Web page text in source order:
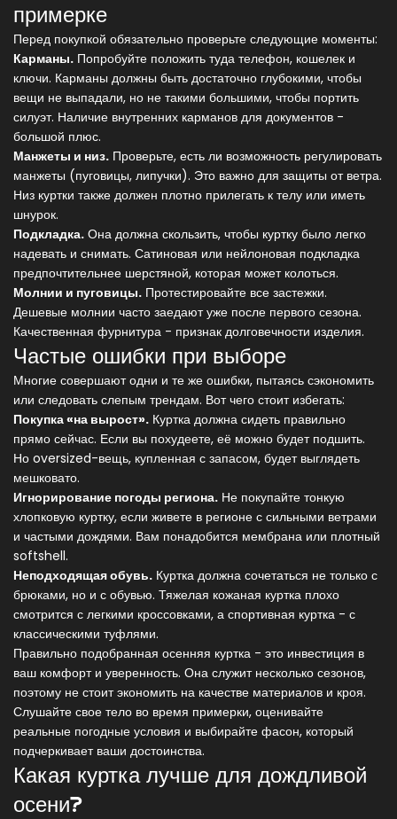
примерке
Перед покупкой обязательно проверьте следующие моменты:
Карманы. Попробуйте положить туда телефон, кошелек и
ключи. Карманы должны быть достаточно глубокими, чтобы
вещи не выпадали, но не такими большими, чтобы портить
силуэт. Наличие внутренних карманов для документов -
большой плюс.
Манжеты и низ. Проверьте, есть ли возможность регулировать
манжеты (пуговицы, липучки). Это важно для защиты от ветра.
Низ куртки также должен плотно прилегать к телу или иметь
шнурок.
Подкладка. Она должна скользить, чтобы куртку было легко
надевать и снимать. Сатиновая или нейлоновая подкладка
предпочтительнее шерстяной, которая может колоться.
Молнии и пуговицы. Протестировайте все застежки.
Дешевые молнии часто заедают уже после первого сезона.
Качественная фурнитура - признак долговечности изделия.
Частые ошибки при выборе
Многие совершают одни и те же ошибки, пытаясь сэкономить
или следовать слепым трендам. Вот чего стоит избегать:
Покупка «на вырост». Куртка должна сидеть правильно
прямо сейчас. Если вы похудеете, её можно будет подшить.
Но oversized-вещь, купленная с запасом, будет выглядеть
мешковато.
Игнорирование погоды региона. Не покупайте тонкую
хлопковую куртку, если живете в регионе с сильными ветрами
и частыми дождями. Вам понадобится мембрана или плотный
softshell.
Неподходящая обувь. Куртка должна сочетаться не только с
брюками, но и с обувью. Тяжелая кожаная куртка плохо
смотрится с легкими кроссовками, а спортивная куртка - с
классическими туфлями.
Правильно подобранная осенняя куртка - это инвестиция в
ваш комфорт и уверенность. Она служит несколько сезонов,
поэтому не стоит экономить на качестве материалов и кроя.
Слушайте свое тело во время примерки, оценивайте
реальные погодные условия и выбирайте фасон, который
подчеркивает ваши достоинства.
Какая куртка лучше для дождливой
осени?